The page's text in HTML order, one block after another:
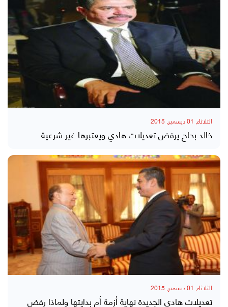
الثلاثاء, 01 ديسمبر, 2015
خالد بحاح يرفض تعديلات هادي ويعتبرها غير شرعية
الثلاثاء, 01 ديسمبر, 2015
تعديلات هادي الجديدة نهاية أزمة أم بدايتها ولماذا رفض